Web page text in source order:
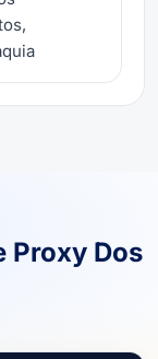
Proxy Dos